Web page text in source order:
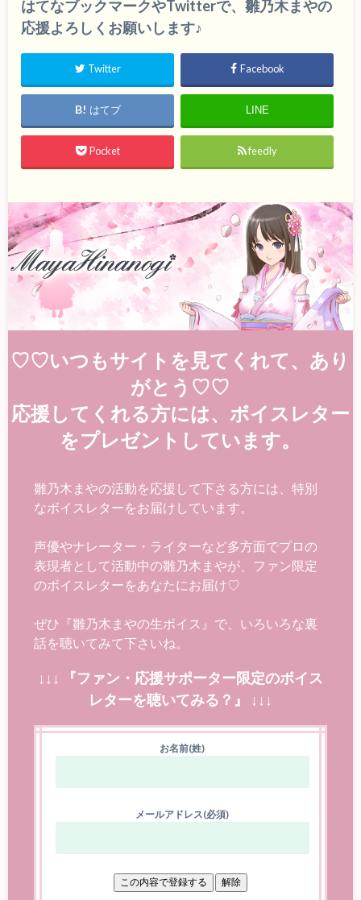
はてなブックマークやTwitterで、雛乃木まやの
応援よろしくお願いします♪
Twitter Facebook
はてブ LINE
Pocket feedly
♡♡いつもサイトを見てくれて、あり
がとう♡♡
応援してくれる方には、ボイスレター
をプレゼントしています。
雛乃木まやの活動を応援して下さる方には、特別
なボイスレターをお届けしています。
声優やナレーター・ライターなど多方面でプロの
表現者として活動中の雛乃木まやが、ファン限定
のボイスレターをあなたにお届け♡
ぜひ『雛乃木まやの生ボイス』で、いろいろな裏
話を聴いてみて下さいね。
↓↓↓ 『ファン・応援サポーター限定のボイス
レターを聴いてみる？』 ↓↓↓
お名前(姓)
メールアドレス(必須)